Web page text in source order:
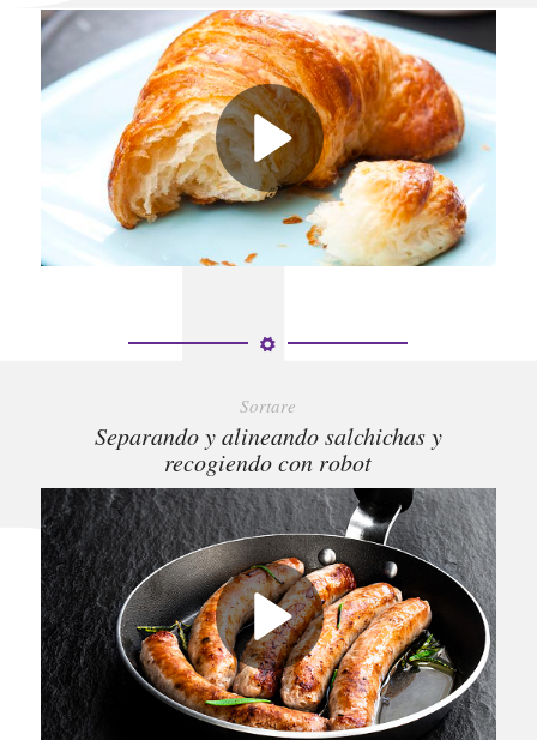
Sortare
Separando y alineando salchichas y
recogiendo con robot